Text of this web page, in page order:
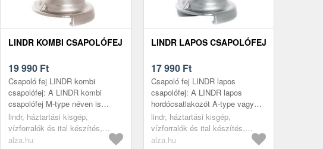
LINDR KOMBI CSAPOLÓFEJ
19 990 Ft
Csapoló fej LINDR kombi
csapolófej: A LINDR kombi
csapolófej M-type néven is
ismert, és KEG hordók
csapolására, valamint a sör és a
hűtő (csapberen...
lindr, háztartási kisgép,
vízforralók és ital készítés,
sörcsapok, tartozékok
alza.hu
LINDR LAPOS CSAPOLÓFEJ
17 990 Ft
Csapoló fej LINDR lapos
csapolófej: A LINDR lapos
hordócsatlakozót A-type vagy
Flach néven is emlegetik, és
KEG-hordók csapolására szolgál,
valamin...
lindr, háztartási kisgép,
vízforralók és ital készítés,
sörcsapok, tartozékok
alza.hu